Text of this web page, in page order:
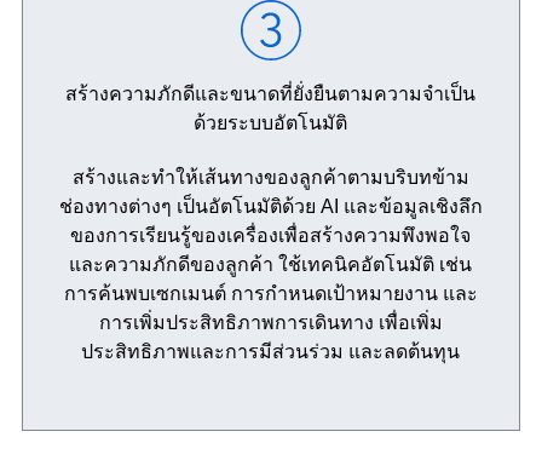
สร้างความภักดีและขนาดที่ยั่งยืนตามความจำเป็น
ด้วยระบบอัตโนมัติ
สร้างและทำให้เส้นทางของลูกค้าตามบริบทข้าม
ช่องทางต่างๆ เป็นอัตโนมัติด้วย AI และข้อมูลเชิงลึก
ของการเรียนรู้ของเครื่องเพื่อสร้างความพึงพอใจ
และความภักดีของลูกค้า ใช้เทคนิคอัตโนมัติ เช่น
การค้นพบเซกเมนต์ การกำหนดเป้าหมายงาน และ
การเพิ่มประสิทธิภาพการเดินทาง เพื่อเพิ่ม
ประสิทธิภาพและการมีส่วนร่วม และลดต้นทุน